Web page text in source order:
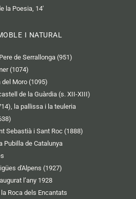
la Poesia, 14'
I NATURAL
de Serrallonga (951)
(1074)
del Moro (1095)
de la Guàrdia (s. XII-XIII)
la pallissa i la teuleria
Sebastià i Sant Roc (1888)
Pubilla de Catalunya
d'Alpens (1927)
l’any 1928
Roca dels Encantats